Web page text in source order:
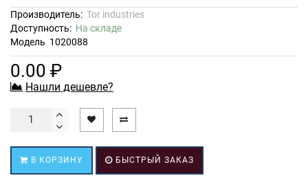
Производитель: Tor industries
Доступность: На складе
Модель 1020088
0.00 ₽
Нашли дешевле?
В КОРЗИНУ БЫСТРЫЙ ЗАКАЗ